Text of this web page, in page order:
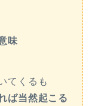
味
てくるも
ば当然起こる